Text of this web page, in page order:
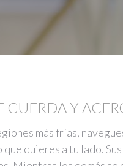
CUERDA Y
más frías,
quieres a tu lado.